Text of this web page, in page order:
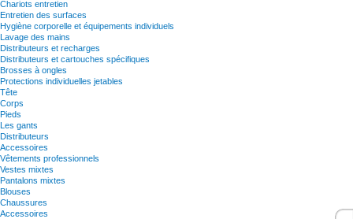
Chariots entretien
Entretien des surfaces
Hygiène corporelle et équipements individuels
Lavage des mains
Distributeurs et recharges
Distributeurs et cartouches spécifiques
Brosses à ongles
Protections individuelles jetables
Tête
Corps
Pieds
Les gants
Distributeurs
Accessoires
Vêtements professionnels
Vestes mixtes
Pantalons mixtes
Blouses
Chaussures
Accessoires